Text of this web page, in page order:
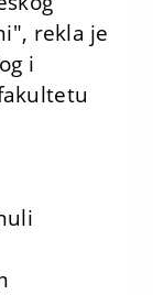
rekla je
i